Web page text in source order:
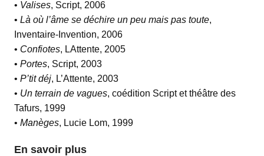
• Valises, Script, 2006
• Là où l’âme se déchire un peu mais pas toute,
Inventaire-Invention, 2006
• Confiotes, LAttente, 2005
• Portes, Script, 2003
• P’tit déj, L’Attente, 2003
• Un terrain de vagues, coédition Script et théâtre des
Tafurs, 1999
• Manèges, Lucie Lom, 1999
En savoir plus